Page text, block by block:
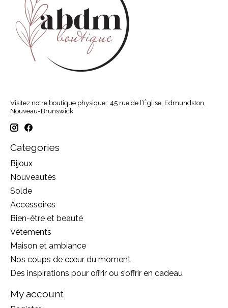
Visitez notre boutique physique : 45 rue de l’Église, Edmundston,
Nouveau-Brunswick
Categories
Bijoux
Nouveautés
Solde
Accessoires
Bien-être et beauté
Vêtements
Maison et ambiance
Nos coups de cœur du moment
Des inspirations pour offrir ou s’offrir en cadeau
My account